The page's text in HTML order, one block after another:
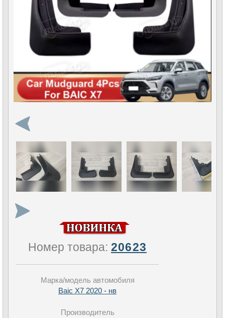
Номер товара: 20623
Марка/модель автомобиля
Baic X7 2020 - нв
Производитель